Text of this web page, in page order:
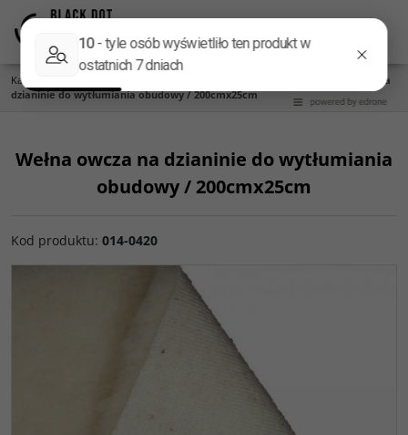
MenuPanelLang
Kategoria główna
Wełna owcza na
dzianinie do wytłumiania obudowy / 200cmx25cm
Wełna owcza na dzianinie do wytłumiania
obudowy / 200cmx25cm
Kod produktu: 014-0420